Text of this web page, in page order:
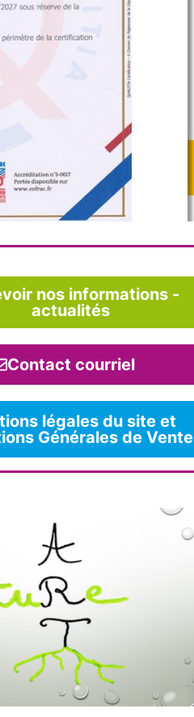
nos informations -
actualités
Contact courriel
légales du site et
Générales de Vente